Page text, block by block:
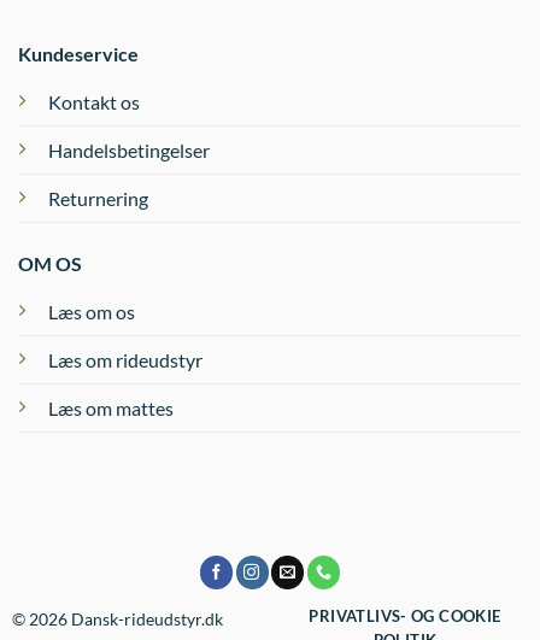
Kundeservice
Kontakt os
Handelsbetingelser
Returnering
OM OS
Læs om os
Læs om rideudstyr
Læs om mattes
© 2026 Dansk-rideudstyr.dk
PRIVATLIVS- OG COOKIE